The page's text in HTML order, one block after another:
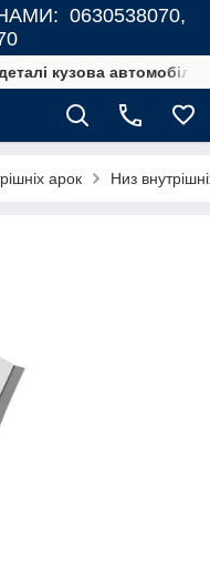
0630538070,
кузова автомобілів
арок Низ